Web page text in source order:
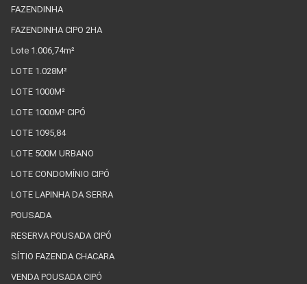
FAZENDINHA
FAZENDINHA CIPO 2HA
Lote 1.006,74m²
LOTE 1.028M²
LOTE 1000M²
LOTE 1000M² CIPÓ
LOTE 1095,84
LOTE 500M URBANO
LOTE CONDOMÍNIO CIPÓ
LOTE LAPINHA DA SERRA
POUSADA
RESERVA POUSADA CIPÓ
SÍTIO FAZENDA CHACARA
VENDA POUSADA CIPÓ